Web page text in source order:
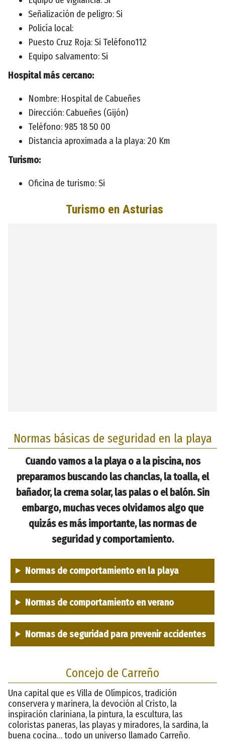
Señalización de peligro: Si
Policía local:
Puesto Cruz Roja: Si Teléfono112
Equipo salvamento: Si
Hospital más cercano:
Nombre: Hospital de Cabueñes
Dirección: Cabueñes (Gijón)
Teléfono: 985 18 50 00
Distancia aproximada a la playa: 20 Km
Turismo:
Oficina de turismo: Si
Normas básicas de seguridad en la playa
Cuando vamos a la playa o a la piscina, nos
preparamos buscando las chanclas, la toalla, el
bañador, la crema solar, las palas o el balón. Sin
embargo, muchas veces olvidamos algo que
quizás es más importante, las normas de
seguridad y comportamiento.
Normas de comportamiento en la playa
Normas de comportamiento en verano
Normas de seguridad para prevenir accidentes
Concejo de Carreño
Una capital que es Villa de Olímpicos, tradición
conservera y marinera, la devoción al Cristo, la
inspiración clariniana, la pintura, la escultura, las
coloristas paneras, las playas y miradores, la sardina, la
buena cocina… todo un universo llamado Carreño.